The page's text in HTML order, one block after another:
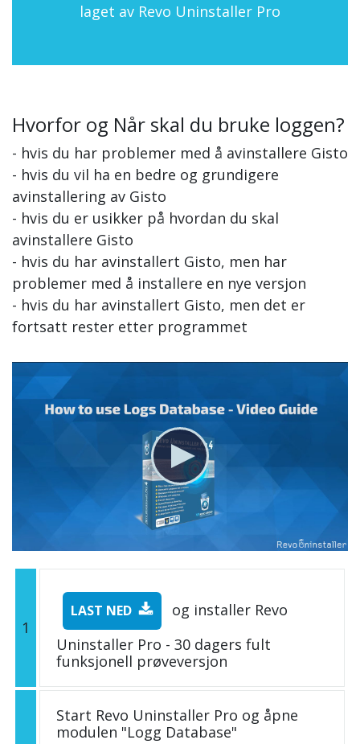
laget av Revo Uninstaller Pro
Hvorfor og Når skal du bruke loggen?
- hvis du har problemer med å avinstallere Gisto
- hvis du vil ha en bedre og grundigere
avinstallering av Gisto
- hvis du er usikker på hvordan du skal
avinstallere Gisto
- hvis du har avinstallert Gisto, men har
problemer med å installere en nye versjon
- hvis du har avinstallert Gisto, men det er
fortsatt rester etter programmet
1
LAST NED
og installer Revo
Uninstaller Pro - 30 dagers fult
funksjonell prøveversjon
Start Revo Uninstaller Pro og åpne
modulen "Logg Database"